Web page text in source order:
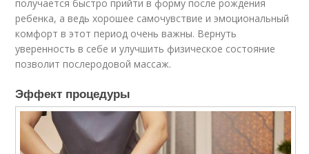
получается быстро прийти в форму после рождения
ребенка, а ведь хорошее самочувствие и эмоциональный
комфорт в этот период очень важны. Вернуть
уверенность в себе и улучшить физическое состояние
позволит послеродовой массаж.
Эффект процедуры